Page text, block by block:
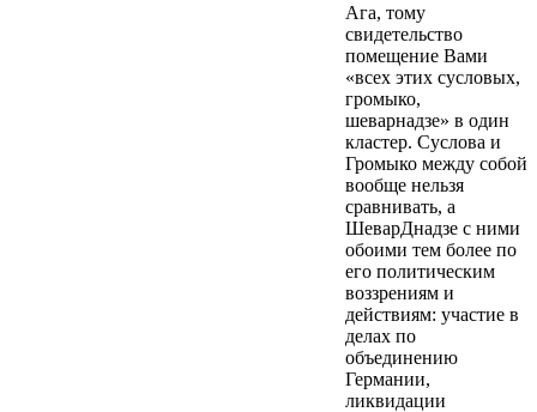
Ага, тому
свидетельство
помещение Вами
«всех этих сусловых,
громыко,
шеварнадзе» в один
кластер. Суслова и
Громыко между собой
вообще нельзя
сравнивать, а
ШеварДнадзе с ними
обоими тем более по
его политическим
воззрениям и
действиям: участие в
делах по
объединению
Германии,
ликвидации